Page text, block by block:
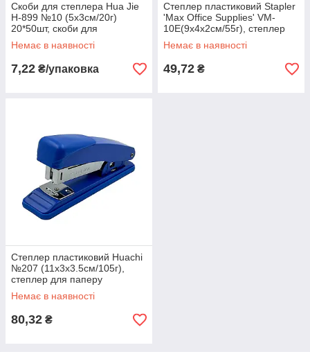
Скоби для степлера Hua Jie
H-899 №10 (5х3см/20г)
20*50шт, скоби для
канцелярського степлера
Немає в наявності
7,22 ₴/упаковка
Степлер пластиковий Stapler
'Max Office Supplies' VM-
10E(9х4х2см/55г), степлер
для бумаги
Немає в наявності
49,72 ₴
Степлер пластиковий Huachi
№207 (11х3х3.5см/105г),
степлер для паперу
Немає в наявності
80,32 ₴